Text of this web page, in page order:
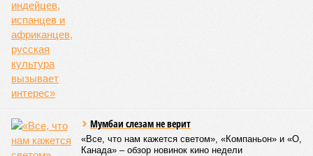
Мумбаи слезам не верит
«Все, что нам кажется светом», «Компаньон» и «О,
Канада» – обзор новинок кино недели